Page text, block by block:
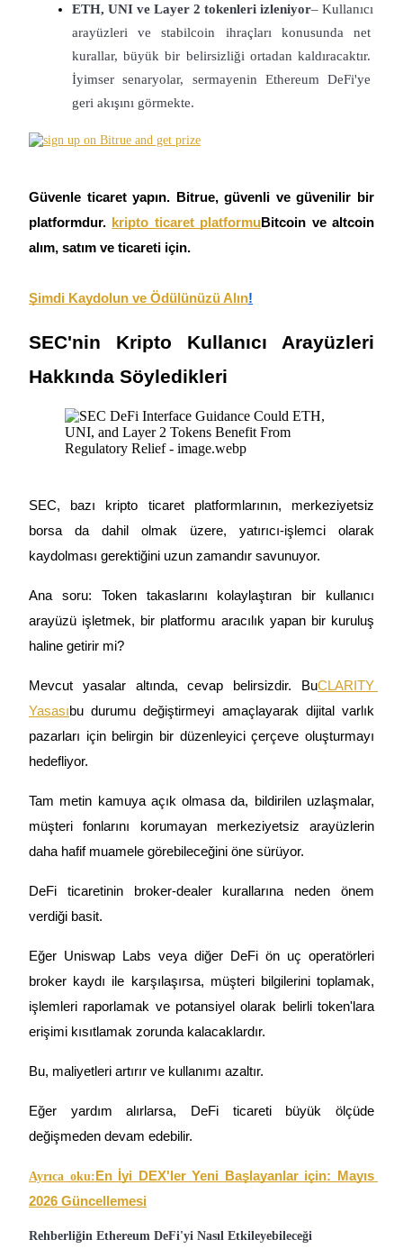
Kopya Tüccarı Olun
Kâr paylaşımı ve kopya ticaret komisyonlarının tadını çıkarın
Ticaret stratejileri
Power Piggy
ETH, UNI ve Layer 2 tokenleri izleniyor– Kullanıcı
arayüzleri ve stabilcoin ihraçları konusunda net
kurallar, büyük bir belirsizliği ortadan kaldıracaktır.
İyimser senaryolar, sermayenin Ethereum DeFi'ye
geri akışını görmekte.
Güvenle ticaret yapın. Bitrue, güvenli ve güvenilir bir
platformdur. kripto ticaret platformuBitcoin ve altcoin
alım, satım ve ticareti için.
Şimdi Kaydolun ve Ödülünüzü Alın!
SEC'nin Kripto Kullanıcı Arayüzleri
Hakkında Söyledikleri
SEC, bazı kripto ticaret platformlarının, merkeziyetsiz
borsa da dahil olmak üzere, yatırıcı-işlemci olarak
kaydolması gerektiğini uzun zamandır savunuyor.
Ana soru: Token takaslarını kolaylaştıran bir kullanıcı
arayüzü işletmek, bir platformu aracılık yapan bir kuruluş
haline getirir mi?
Mevcut yasalar altında, cevap belirsizdir. BuCLARITY
Yasasıbu durumu değiştirmeyi amaçlayarak dijital varlık
pazarları için belirgin bir düzenleyici çerçeve oluşturmayı
hedefliyor.
Tam metin kamuya açık olmasa da, bildirilen uzlaşmalar,
müşteri fonlarını korumayan merkeziyetsiz arayüzlerin
daha hafif muamele görebileceğini öne sürüyor.
DeFi ticaretinin broker-dealer kurallarına neden önem
verdiği basit.
Eğer Uniswap Labs veya diğer DeFi ön uç operatörleri
broker kaydı ile karşılaşırsa, müşteri bilgilerini toplamak,
işlemleri raporlamak ve potansiyel olarak belirli token'lara
erişimi kısıtlamak zorunda kalacaklardır.
Bu, maliyetleri artırır ve kullanımı azaltır.
Eğer yardım alırlarsa, DeFi ticareti büyük ölçüde
değişmeden devam edebilir.
Ayrıca oku:En İyi DEX'ler Yeni Başlayanlar için: Mayıs
2026 Güncellemesi
Rehberliğin Ethereum DeFi'yi Nasıl Etkileyebileceği